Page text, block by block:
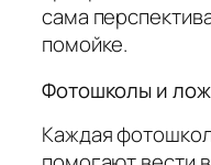
сама
помойке.
Фотошколы и
Каждая